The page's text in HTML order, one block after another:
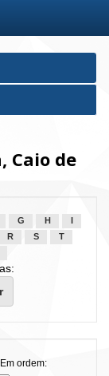
Caio de
G H
R S
T
Em ordem: